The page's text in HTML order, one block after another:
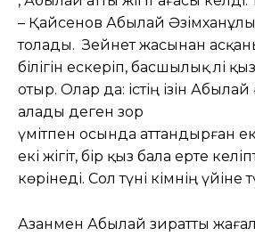
– Қайсенов Абылай
толады. Зейнет жасынан
білігін ескеріп, басшылық әлі
отыр. Олар да: істің ізін
алады деген зор
үмітпен осында аттандырған
екі жігіт, бір қыз бала ерте
көрінеді. Сол түні әкімнің үйіне
Азанмен Абылай зиратты